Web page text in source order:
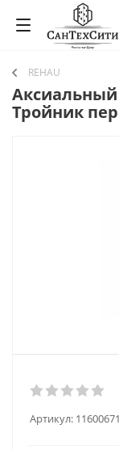
REHAU
Аксиальный
Тройник
Артикул: